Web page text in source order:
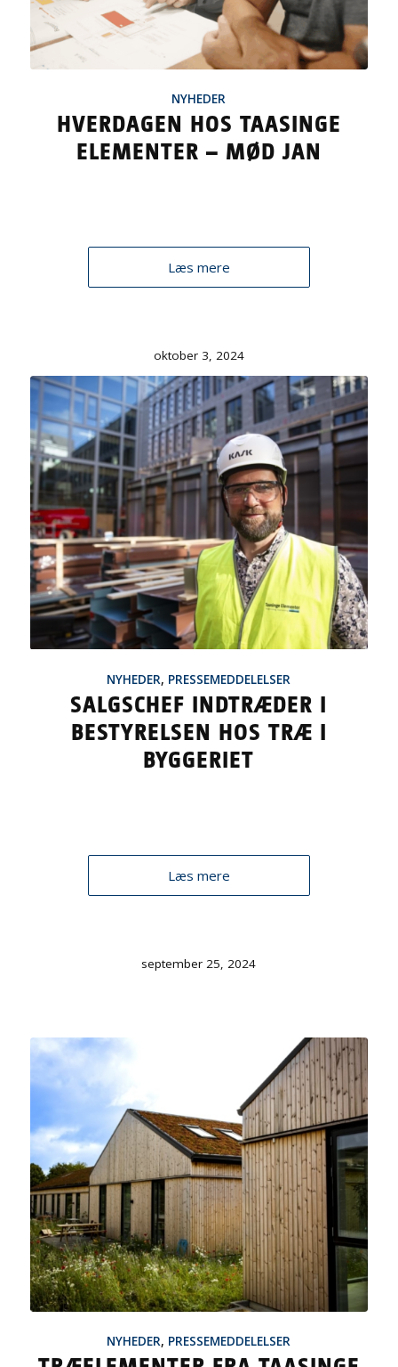
NYHEDER
HVERDAGEN HOS TAASINGE
ELEMENTER – MØD JAN
Læs mere
oktober 3, 2024
NYHEDER, PRESSEMEDDELELSER
SALGSCHEF INDTRÆDER I
BESTYRELSEN HOS TRÆ I
BYGGERIET
Læs mere
september 25, 2024
NYHEDER, PRESSEMEDDELELSER